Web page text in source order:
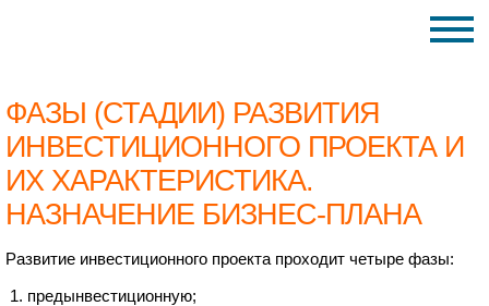
ФАЗЫ (СТАДИИ) РАЗВИТИЯ
ИНВЕСТИЦИОННОГО ПРОЕКТА И
ИХ ХАРАКТЕРИСТИКА.
НАЗНАЧЕНИЕ БИЗНЕС-ПЛАНА
Развитие инвестиционного проекта проходит четыре фазы:
предынвестиционную;